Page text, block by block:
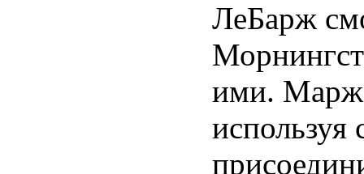
ЛеБарж
ими. Марж
используя